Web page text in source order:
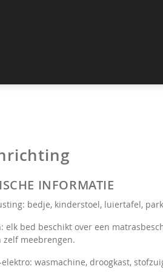
INFORMATIE
bedje, kinderstoel, luiertafel,
elk bed beschikt over een
zelf meebrengen.
wasmachine, droogkast,